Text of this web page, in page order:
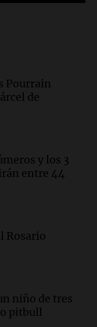
3
II: "Te
los
argentinos
tras conflicto
Pourrain
de
y los 3
entre 44
Rosario
niño de tres
pitbull